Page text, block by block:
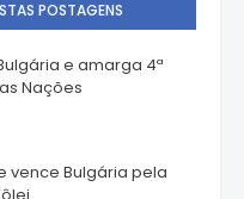
POSTAGENS
e amarga 4ª
Nações
vence Bulgária pela